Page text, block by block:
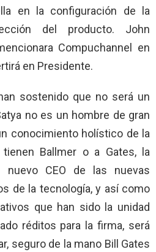
en la configuración de la
del producto. John
Compuchannel en
en Presidente.
sostenido que no será un
no es un hombre de gran
conocimiento holístico de la
Ballmer o a Gates, la
CEO de las nuevas
de la tecnología, y así como
que han sido la unidad
réditos para la firma, será
seguro de la mano Bill Gates